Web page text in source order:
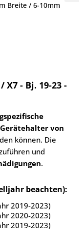
Breite / 6-10mm
X7 - Bj. 19-23 -
Gerätehalter von
können. Die
und
.
beachten):
2019-2023)
2020-2023)
2019-2023)